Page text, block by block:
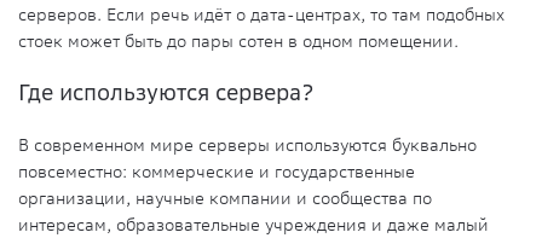
серверов. Если речь идёт о дата-центрах, то там подобных
стоек может быть до пары сотен в одном помещении.
Где используются сервера?
В современном мире серверы используются буквально
повсеместно: коммерческие и государственные
организации, научные компании и сообщества по
интересам, образовательные учреждения и даже малый